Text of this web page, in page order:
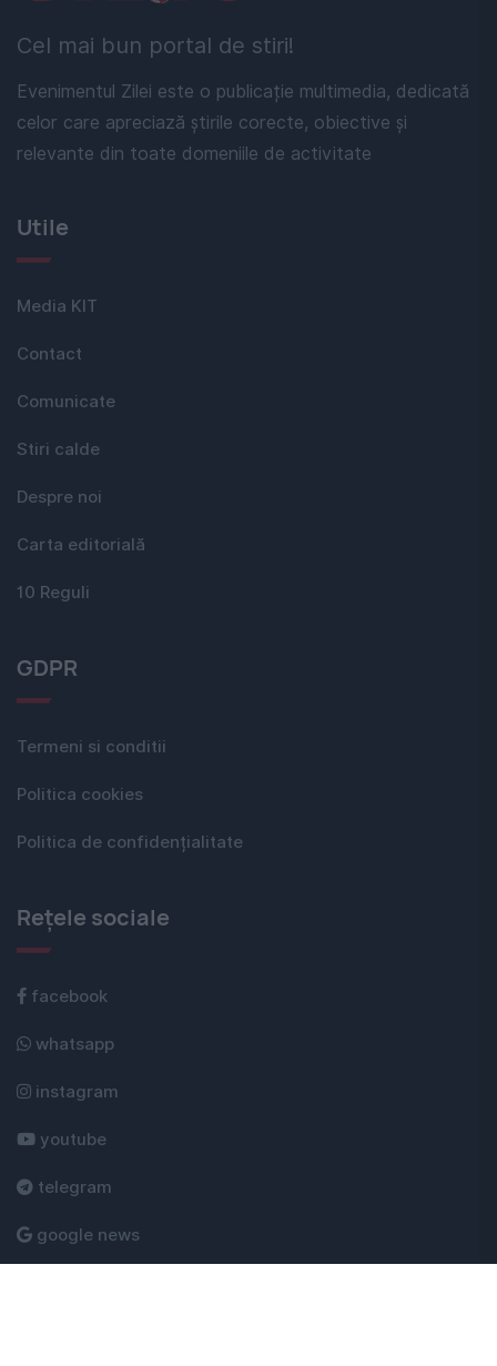
Cel mai bun portal de stiri!
Evenimentul Zilei este o publicație multimedia, dedicată
celor care apreciază știrile corecte, obiective și
relevante din toate domeniile de activitate
Utile
Media KIT
Contact
Comunicate
Stiri calde
Despre noi
Carta editorială
10 Reguli
GDPR
Termeni si conditii
Politica cookies
Politica de confidențialitate
Rețele sociale
facebook
whatsapp
instagram
youtube
telegram
google news